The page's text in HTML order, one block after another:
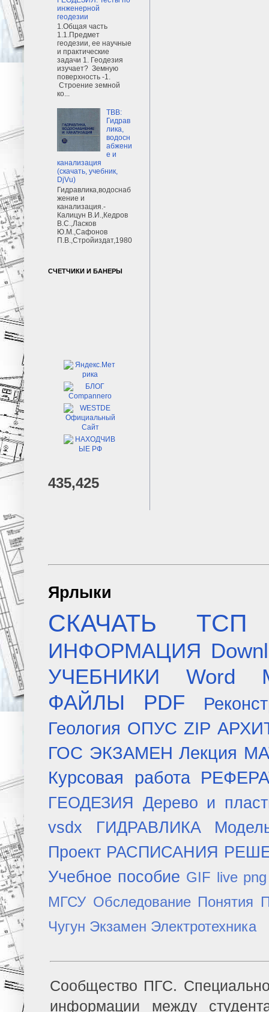
инженерной
геодезии
1.Общая часть
1.1.Предмет
геодезии, ее научные
и практические
задачи 1. Геодезия
изучает? Земную
поверхность -1.
Строение земной
ко...
ТВВ:
Гидрав
лика,
водосн
абжени
е и
канализация
(скачать, учебник,
DjVu)
Гидравлика,водоснаб
жение и
канализация.-
Калицун В.И.,Кедров
В.С.,Ласков
Ю.М.,Сафонов
П.В.,Стройиздат,1980
СЧЕТЧИКИ И БАНЕРЫ
435,425
Ярлыки
СКАЧАТЬ ТСП
ИНФОРМАЦИЯ
УЧЕБНИКИ
Word
ФАЙЛЫ
PDF
Геология ОПУС ZIP
ГОС ЭКЗАМЕН Лекция
Курсовая работа
ГЕОДЕЗИЯ Дерево и
vsdx
ГИДРАВЛИКА
Проект РАСПИСАНИЯ
Учебное пособие GIF live png
МГСУ Обследование Понятия
Чугун Экзамен Электротехника
Сообщество ПГС.
информации между